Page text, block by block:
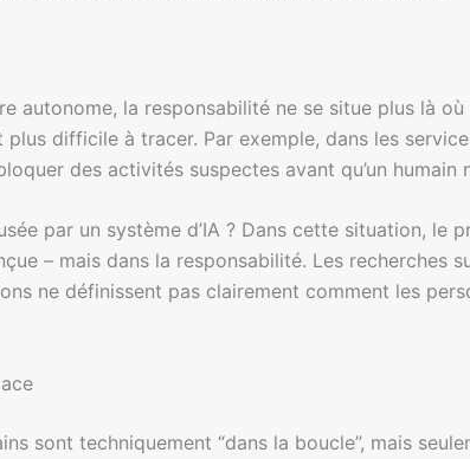
autonome, la responsabilité ne se situe plus là
difficile à tracer. Par exemple, dans les
des activités suspectes avant qu’un humain
par un système d’IA ? Dans cette situation, le
– mais dans la responsabilité. Les recherches
ne définissent pas clairement comment les
sont techniquement “dans la boucle”, mais